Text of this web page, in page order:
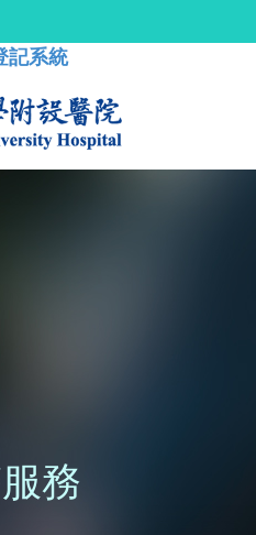
記系統
務